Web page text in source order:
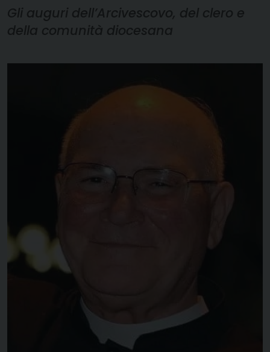
Gli auguri dell’Arcivescovo, del clero e
della comunità diocesana